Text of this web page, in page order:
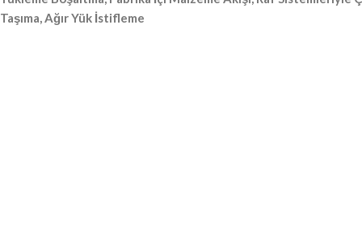
Taşıma, Ağır Yük İstifleme